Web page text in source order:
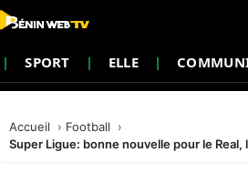
SPORT ELLE
Accueil
Football
Super Ligue: bonne nouvelle pour le Real,